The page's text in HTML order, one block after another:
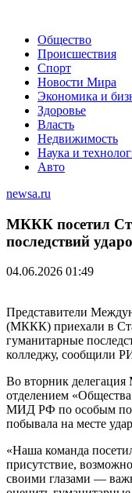
Общество
Происшествия
Спорт
Новости Мира
Экономика и
Здоровье
Власть
Недвижимость
Наука и
Авто
newsa.ru
МККК посетил
последствий
04.06.2026 01:49
Представители
(МККК) приехали в
гуманитарные
колледжу, сообщили
Во вторник
отделением
МИД РФ по особым
побывала на месте
«Наша команда
присутствие,
своими глазами —